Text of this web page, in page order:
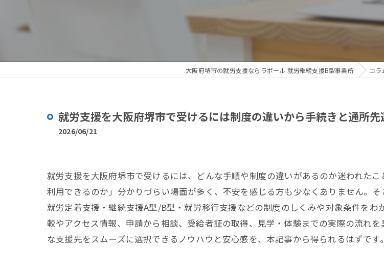
堺市の就労支援
大阪府堺市の就労支援ならラポール 就労継続支援B型事業所 コラ
就労支援を大阪府堺市で受けるには制度の違いから手続きと通所
2026/06/21
就労支援を大阪府堺市で受けるには、どんな手順や制度の違いがあるのか迷われた
利用できるのか」分かりづらい場面が多く、不安を感じる方も少なくありません。
就労定着支援・継続支援A型/B型・就労移行支援などの制度のしくみや対象条件を
較やアクセス情報、申請から相談、受給者証の取得、見学・体験までの実際の流れ
な支援先をスムーズに選択できるノウハウと安心感を、本記事から得られるはずです。